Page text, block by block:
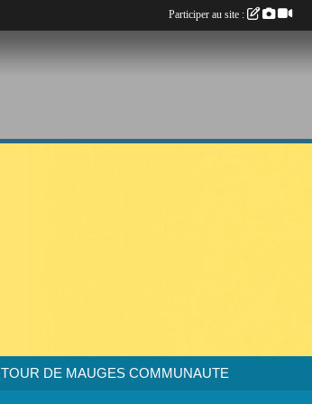
TOUR DE MAUGES COMMUNAUTE
Participer au site :